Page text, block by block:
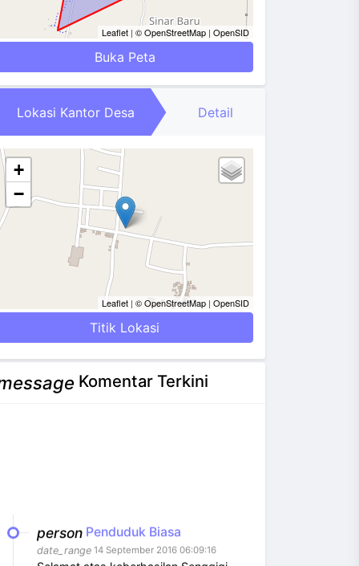
Leaflet| © OpenStreetMap| OpenSID
Buka Peta
Lokasi Kantor Desa Detail
+
−
Leaflet| © OpenStreetMap| OpenSID
Titik Lokasi
Komentar Terkini
date_range14 September 2016 06:09:16
Selamat atas keberhasilan Senggigi